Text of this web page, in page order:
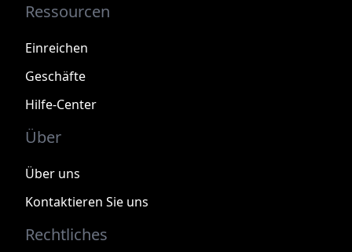
Ressourcen
Einreichen
Geschäfte
Hilfe-Center
Über
Über uns
Kontaktieren Sie uns
Rechtliches